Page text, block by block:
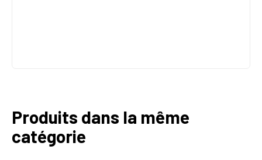
Produits dans la même
catégorie